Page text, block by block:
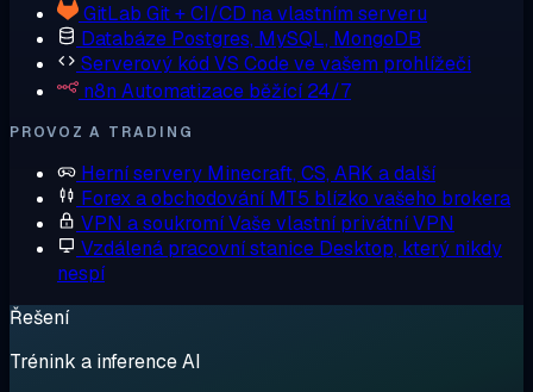
GitLab Git + CI/CD na vlastním serveru
Databáze Postgres, MySQL, MongoDB
Serverový kód VS Code ve vašem prohlížeči
n8n Automatizace běžící 24/7
PROVOZ A TRADING
Herní servery Minecraft, CS, ARK a další
Forex a obchodování MT5 blízko vašeho brokera
VPN a soukromíVaše vlastní privátní VPN
Vzdálená pracovní stanice Desktop, který nikdy
nespí
Řešení
Trénink a inference AI